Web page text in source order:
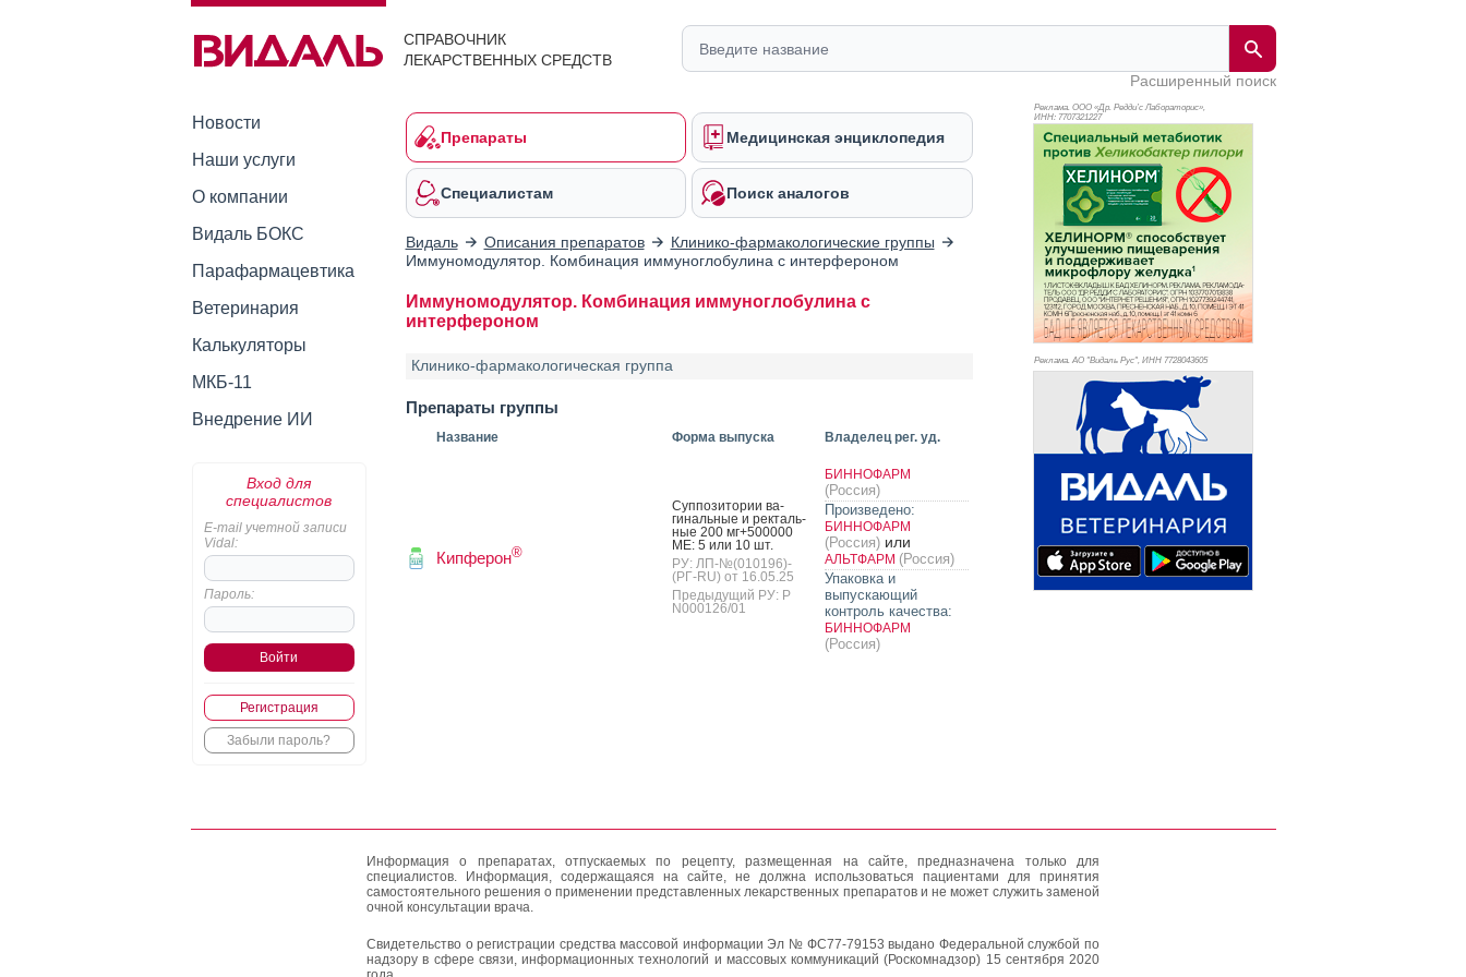
СПРАВОЧНИК
ЛЕКАРСТВЕННЫХ СРЕДСТВ
Расширенный поиск
Новости
Наши услуги
О компании
Видаль БОКС
Парафармацевтика
Ветеринария
Калькуляторы
МКБ-11
Внедрение ИИ
Вход для
специалистов
E-mail учетной записи
Vidal:
Пароль:
Регистрация
Забыли пароль?
Препараты Медицинская энциклопедия
Специалистам Поиск аналогов
Видаль Описания препаратов
Клинико-фармакологические группы
Иммуномодулятор. Комбинация иммуноглобулина с интерфероном
Иммуномодулятор. Комбинация иммуноглобулина с
интерфероном
Клинико-фармакологическая группа
Препараты группы
Название Форма выпуска Владелец рег. уд.
Кипферон®
Суп­по­зито­рии ва­
гиналь­ные и рек­таль­
ные 200 мг+500000
МЕ: 5 или 10 шт.
РУ: ЛП-№(010196)-
(РГ-RU) от 16.05.25
Предыдущий РУ: Р
N000126/01
БИННОФАРМ
(Россия)
Произведено:
БИННОФАРМ
(Россия)или
АЛЬТФАРМ (Россия)
Упаковка и
выпускающий
контроль качества:
БИННОФАРМ
(Россия)
Реклама. ООО «Др. Редди’с Лабораторис»,
ИНН: 7707321227
Реклама. АО "Видаль Рус", ИНН 7728043605
Информация о препаратах, отпускаемых по рецепту, размещенная на сайте, предназначена только для
специалистов. Информация, содержащаяся на сайте, не должна использоваться пациентами для принятия
самостоятельного решения о применении представленных лекарственных препаратов и не может служить заменой
очной консультации врача.
Свидетельство о регистрации средства массовой информации Эл № ФС77-79153 выдано Федеральной службой по
надзору в сфере связи, информационных технологий и массовых коммуникаций (Роскомнадзор) 15 сентября 2020